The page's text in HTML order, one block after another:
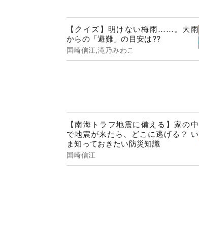
【クイズ】明けない梅雨……。大雨
からの「避難」の目安は??
国崎信江,滝乃みわこ
【南海トラフ地震に備える】家の中
で地震が来たら、どこに逃げる？ い
ま知っておきたい防災知識
国崎信江